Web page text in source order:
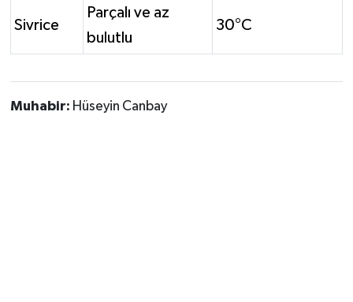
Sivrice
Parçalı ve az
bulutlu
30°C
Muhabir: Hüseyin Canbay